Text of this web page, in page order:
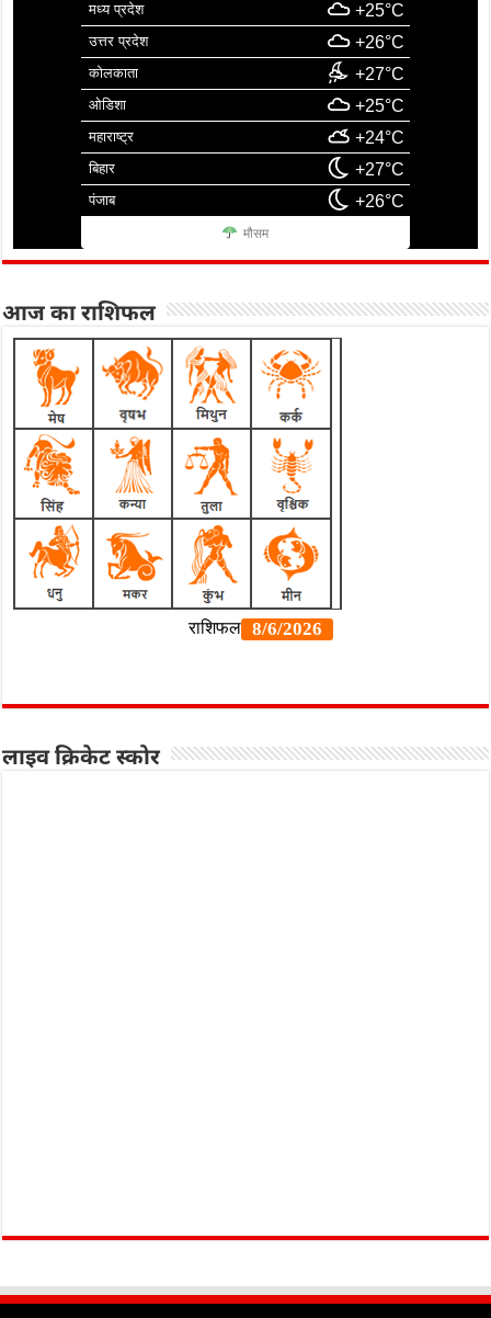
मध्य प्रदेश +25°C
उत्तर प्रदेश +26°C
कोलकाता +27°C
ओडिशा +25°C
महाराष्ट्र +24°C
बिहार +27°C
पंजाब +26°C
मौसम
आज का राशिफल
लाइव क्रिकेट स्कोर